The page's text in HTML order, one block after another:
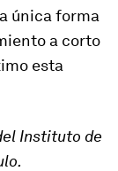
única forma
a corto
esta
Instituto de